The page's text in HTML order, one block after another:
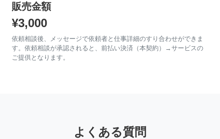
販売金額
¥3,000
依頼相談後、メッセージで依頼者と仕事詳細のすり合わせができま
す。依頼相談が承認されると、前払い決済（本契約）→サービスの
ご提供となります。
よくある質問